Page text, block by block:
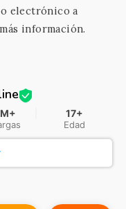
electrónico a
información.
17+
Edad